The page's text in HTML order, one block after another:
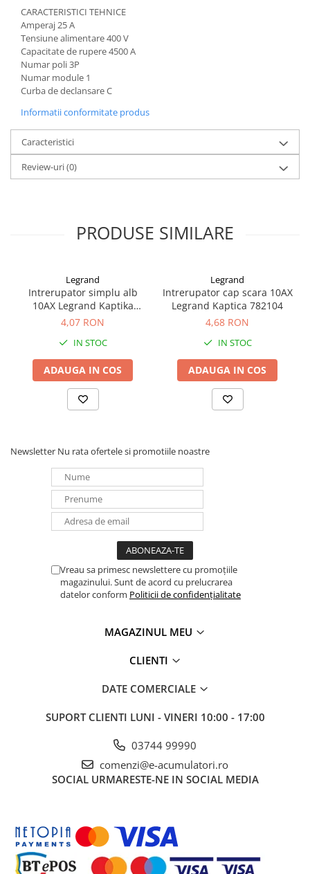
Baterii si acumulatori AGM VRLA
de 6-12 V
Acumulatori Moto, ATV
GEL
AGM
Li-Ion
SLA AGM (Sealed Lead Acid)
Deep Cycle - Tractiune/Semi-
Tractiune
Marine & Caravan
Redresoare auto, moto, barci si
stationare
UPS pentru centrale termice si
UPS Calculatoare si Servere
energiei electrice
Cabinete baterii
Acumulatori UPS
Drumetii / Camping
Panouri portabile
Racire/Incalzire
Intrerupatoare si prize
structurata
Lumina (Becuri si Lanterne)
Cablu de date si Adaptoare
Solutii solare portabile
Lichidare de stoc
CARACTERISTICI TEHNICE
Amperaj 25A
Tensiune alimentare400 V
Capacitate de rupere4500 A
Numar poli3P
Numar module 1
Curba de declansareC
Informatii conformitate produs
Caracteristici
Review-uri(0)
PRODUSE SIMILARE
Legrand
Intrerupator simplu alb
10AX Legrand Kaptika
782100
4,07 RON
IN STOC
ADAUGA IN COS
Legrand
Intrerupator cap scara 10AX
Legrand Kaptica 782104
4,68 RON
IN STOC
ADAUGA IN COS
Newsletter Nu rata ofertele si promotiile noastre
Vreau sa primesc newslettere cu promoțiile
magazinului. Sunt de acord cu prelucrarea
datelor conform Politicii de confidențialitate
MAGAZINUL MEU
CLIENTI
DATE COMERCIALE
SUPORT CLIENTI LUNI - VINERI 10:00 - 17:00
03744 99990
comenzi@e-acumulatori.ro
SOCIAL URMARESTE-NE IN SOCIAL MEDIA